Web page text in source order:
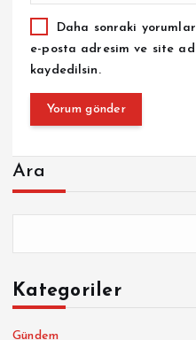
Daha sonraki
e-posta adresim ve site
kaydedilsin.
Ara
Kategoriler
Gündem